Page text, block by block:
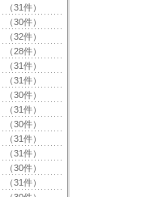
（31件）
（30件）
（32件）
（28件）
（31件）
（31件）
（30件）
（31件）
（30件）
（31件）
（31件）
（30件）
（31件）